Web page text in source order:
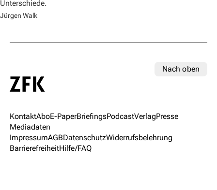
Unterschiede.
Jürgen Walk
Nach oben
KontaktAboE-PaperBriefingsPodcastVerlagPresse
Mediadaten
ImpressumAGBDatenschutzWiderrufsbelehrung
BarrierefreiheitHilfe/FAQ